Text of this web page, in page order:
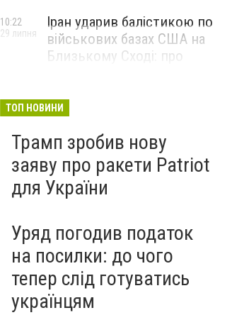
Іран ударив балістикою по
військових базах США на
Близькому Сході: про
10:22
29 липня
ТОП НОВИНИ
Трамп зробив нову
заяву про ракети Patriot
для України
Уряд погодив податок
на посилки: до чого
тепер слід готуватись
українцям